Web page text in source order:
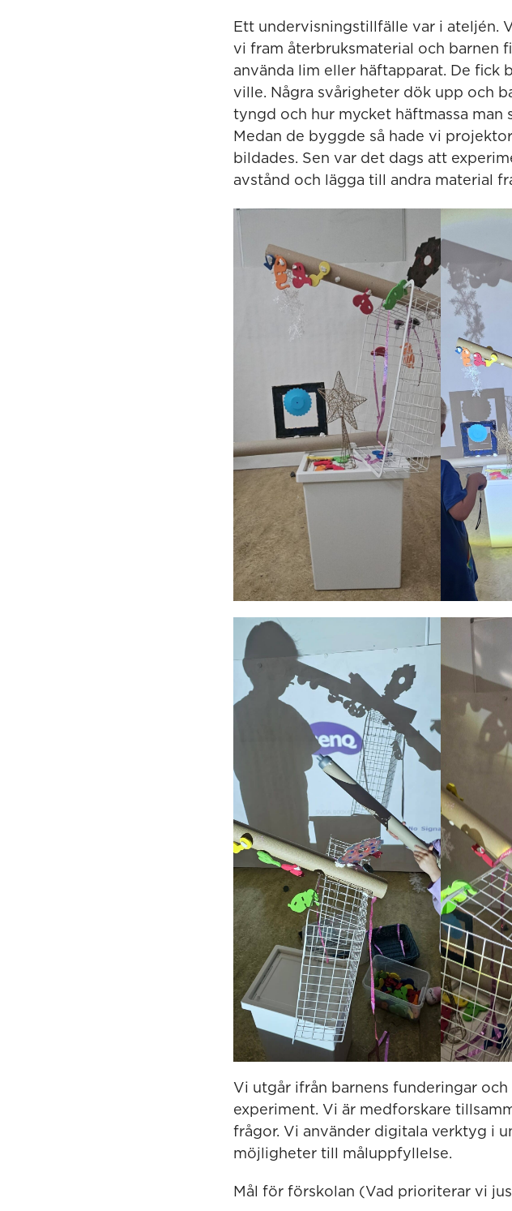
Ett undervisningstillfälle var i ateljén.
vi fram återbruksmaterial och barnen
använda lim eller häftapparat. De fick
ville. Några svårigheter dök upp och
tyngd och hur mycket häftmassa man
Medan de byggde så hade vi
bildades. Sen var det dags att
avstånd och lägga till andra material
Vi utgår ifrån barnens funderingar
experiment. Vi är medforskare
frågor. Vi använder digitala verktyg i
möjligheter till måluppfyllelse.
Mål för förskolan (Vad prioriterar vi